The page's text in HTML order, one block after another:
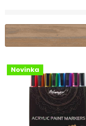
V
ýNovinka